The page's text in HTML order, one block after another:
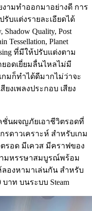
งามทำออกมาอย่างดี การ
บแต่งรายละเอียดได้
Shadow Quality, Post
Tessellation, Planet
ที่มีให้ปรับแต่งตาม
อดเยี่ยมลื่นไหลไม่มี
กมก็ทำได้ดีมากไม่ว่าจะ
ยงเพลงประกอบ เสียง
คชั่นผจญภัยเอาชีวิตรอดที่
รดาวเคราะห์ สำหรับเกม
รอด มีเควส มีคราฟของ
ามหรรษาสมบูรณ์พร้อม
องหามาเล่นกัน สำหรับ
บาท บนระบบ Steam